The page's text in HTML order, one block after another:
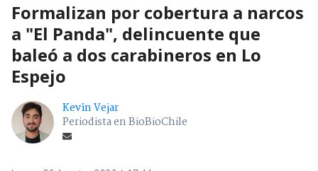
Formalizan por cobertura a narcos
a "El Panda", delincuente que
baleó a dos carabineros en Lo
Espejo
Kevin Vejar
Periodista en BioBioChile